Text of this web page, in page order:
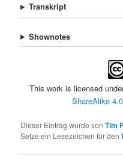
Transkript
Shownotes
This work is licensed
ShareAlike
Dieser Eintrag wurde vonTim
Setze ein Lesezeichen für den